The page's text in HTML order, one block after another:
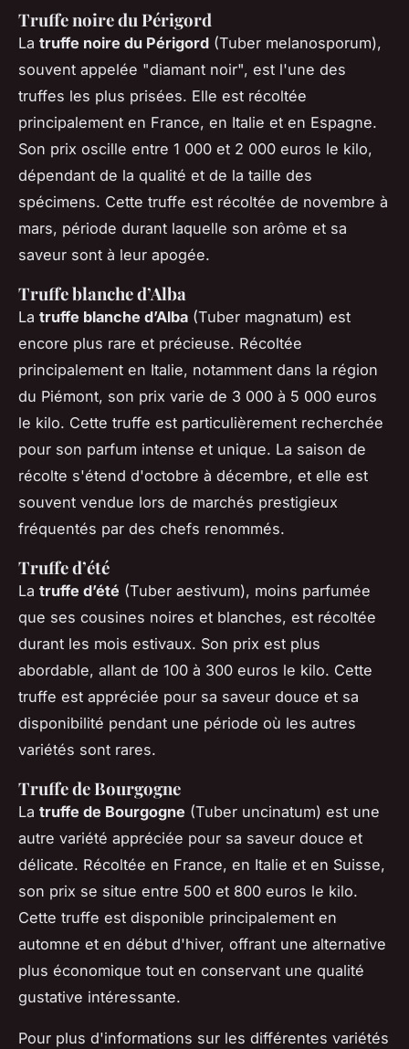
Truffe noire du Périgord
La truffe noire du Périgord (Tuber melanosporum),
souvent appelée "diamant noir", est l'une des
truffes les plus prisées. Elle est récoltée
principalement en France, en Italie et en Espagne.
Son prix oscille entre 1 000 et 2 000 euros le kilo,
dépendant de la qualité et de la taille des
spécimens. Cette truffe est récoltée de novembre à
mars, période durant laquelle son arôme et sa
saveur sont à leur apogée.
Truffe blanche d’Alba
La truffe blanche d’Alba (Tuber magnatum) est
encore plus rare et précieuse. Récoltée
principalement en Italie, notamment dans la région
du Piémont, son prix varie de 3 000 à 5 000 euros
le kilo. Cette truffe est particulièrement recherchée
pour son parfum intense et unique. La saison de
récolte s'étend d'octobre à décembre, et elle est
souvent vendue lors de marchés prestigieux
fréquentés par des chefs renommés.
Truffe d’été
La truffe d’été (Tuber aestivum), moins parfumée
que ses cousines noires et blanches, est récoltée
durant les mois estivaux. Son prix est plus
abordable, allant de 100 à 300 euros le kilo. Cette
truffe est appréciée pour sa saveur douce et sa
disponibilité pendant une période où les autres
variétés sont rares.
Truffe de Bourgogne
La truffe de Bourgogne (Tuber uncinatum) est une
autre variété appréciée pour sa saveur douce et
délicate. Récoltée en France, en Italie et en Suisse,
son prix se situe entre 500 et 800 euros le kilo.
Cette truffe est disponible principalement en
automne et en début d'hiver, offrant une alternative
plus économique tout en conservant une qualité
gustative intéressante.
Pour plus d'informations sur les différentes variétés